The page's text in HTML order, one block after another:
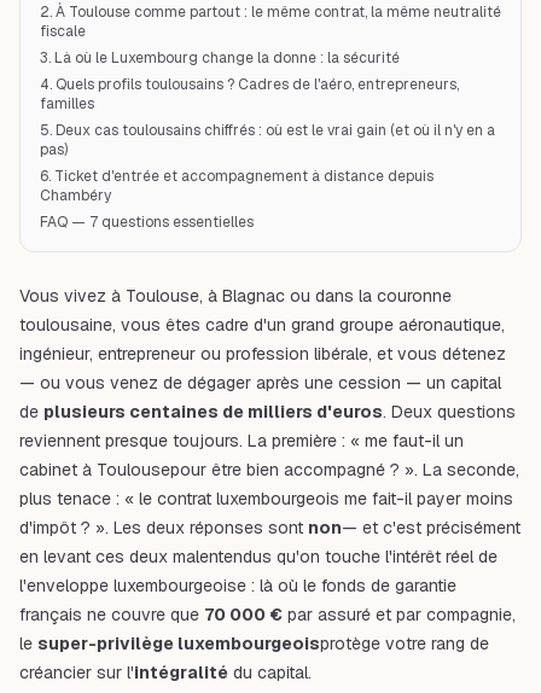
2. À Toulouse comme partout : le même contrat, la même neutralité
fiscale
3. Là où le Luxembourg change la donne : la sécurité
4. Quels profils toulousains ? Cadres de l'aéro, entrepreneurs,
familles
5. Deux cas toulousains chiffrés : où est le vrai gain (et où il n'y en a
pas)
6. Ticket d'entrée et accompagnement à distance depuis
Chambéry
FAQ — 7 questions essentielles
Vous vivez à Toulouse, à Blagnac ou dans la couronne
toulousaine, vous êtes cadre d'un grand groupe aéronautique,
ingénieur, entrepreneur ou profession libérale, et vous détenez
— ou vous venez de dégager après une cession — un capital
de plusieurs centaines de milliers d'euros. Deux questions
reviennent presque toujours. La première : « me faut-il un
cabinet à Toulousepour être bien accompagné ? ». La seconde,
plus tenace : « le contrat luxembourgeois me fait-il payer moins
d'impôt ? ». Les deux réponses sont non— et c'est précisément
en levant ces deux malentendus qu'on touche l'intérêt réel de
l'enveloppe luxembourgeoise : là où le fonds de garantie
français ne couvre que 70 000 € par assuré et par compagnie,
le super-privilège luxembourgeoisprotège votre rang de
créancier sur l'intégralité du capital.